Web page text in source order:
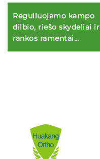
Reguliuojamo kampo
dilbio, riešo skydeliai ir
rankos ramentai
karpiniam tuneliui